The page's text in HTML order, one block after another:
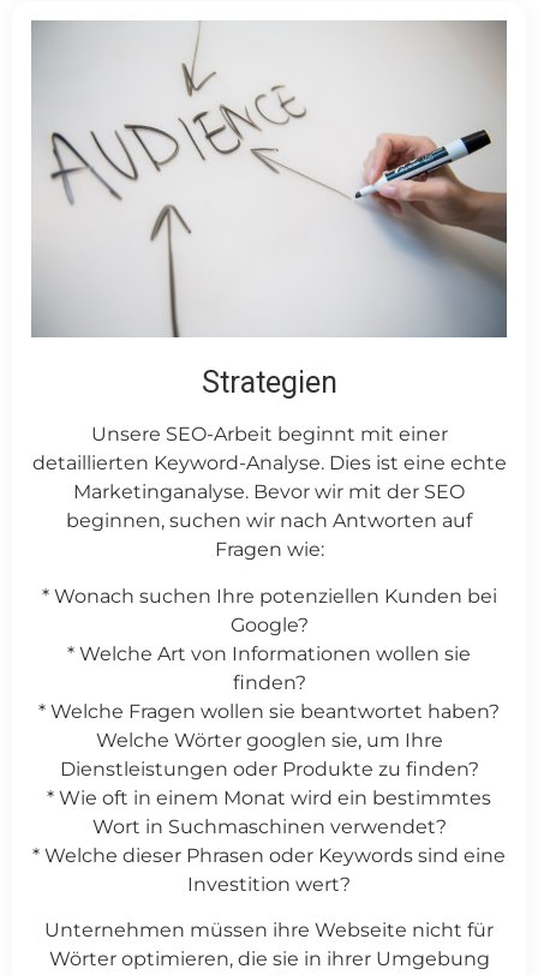
Strategien
Unsere SEO-Arbeit beginnt mit einer
detaillierten Keyword-Analyse. Dies ist eine echte
Marketinganalyse. Bevor wir mit der SEO
beginnen, suchen wir nach Antworten auf
Fragen wie:
* Wonach suchen Ihre potenziellen Kunden bei
Google?
* Welche Art von Informationen wollen sie
finden?
* Welche Fragen wollen sie beantwortet haben?
Welche Wörter googlen sie, um Ihre
Dienstleistungen oder Produkte zu finden?
* Wie oft in einem Monat wird ein bestimmtes
Wort in Suchmaschinen verwendet?
* Welche dieser Phrasen oder Keywords sind eine
Investition wert?
Unternehmen müssen ihre Webseite nicht für
Wörter optimieren, die sie in ihrer Umgebung